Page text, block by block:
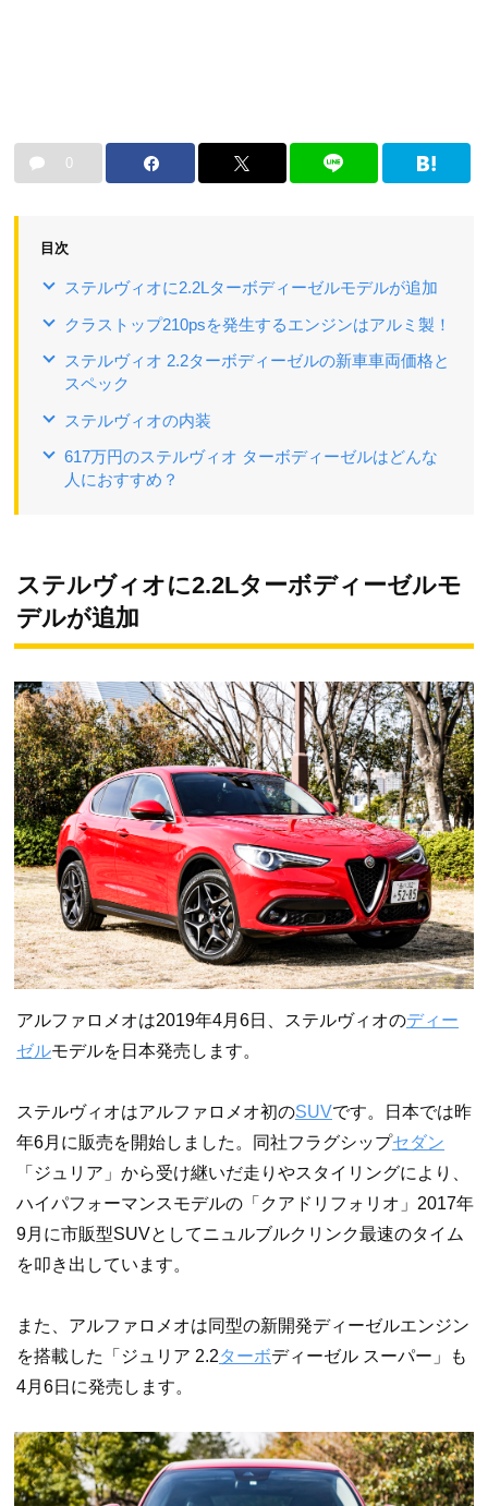
0
目次
ステルヴィオに2.2Lターボディーゼルモデルが追加
クラストップ210psを発生するエンジンはアルミ製！
ステルヴィオ 2.2ターボディーゼルの新車車両価格と
スペック
ステルヴィオの内装
617万円のステルヴィオ ターボディーゼルはどんな
人におすすめ？
ステルヴィオに2.2Lターボディーゼルモ
デルが追加
アルファロメオは2019年4月6日、ステルヴィオのディー
ゼルモデルを日本発売します。
ステルヴィオはアルファロメオ初のSUVです。日本では昨
年6月に販売を開始しました。同社フラグシップセダン
「ジュリア」から受け継いだ走りやスタイリングにより、
ハイパフォーマンスモデルの「クアドリフォリオ」2017年
9月に市販型SUVとしてニュルブルクリンク最速のタイム
を叩き出しています。
また、アルファロメオは同型の新開発ディーゼルエンジン
を搭載した「ジュリア 2.2ターボディーゼル スーパー」も
4月6日に発売します。